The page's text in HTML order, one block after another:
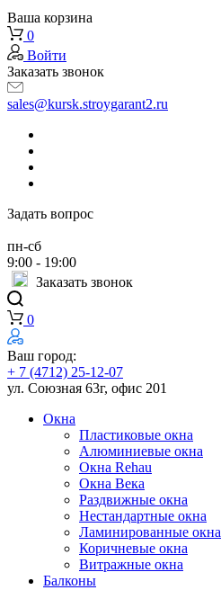
Ваша корзина
0
Войти
Заказать звонок
sales@kursk.stroygarant2.ru
Задать вопрос
пн-сб
9:00 - 19:00
Заказать звонок
0
Ваш город:
+ 7 (4712) 25-12-07
ул. Союзная 63г, офис 201
Окна
Пластиковые окна
Алюминиевые окна
Окна Rehau
Окна Века
Раздвижные окна
Нестандартные окна
Ламинированные окна
Коричневые окна
Витражные окна
Балконы